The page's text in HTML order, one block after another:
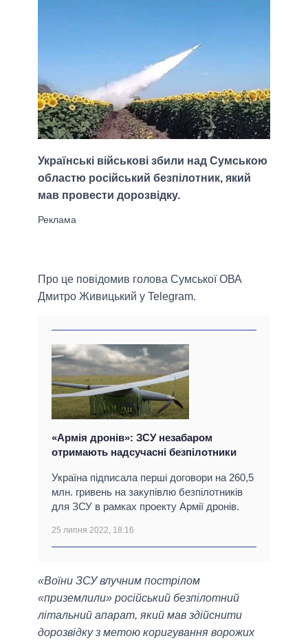
Українські військові збили над Сумською
областю російський безпілотник, який
мав провести дорозвідку.
Про це повідомив голова Сумської ОВА
Дмитро Живицький у Telegram.
«Армія дронів»: ЗСУ незабаром
отримають надсучасні безпілотники
Україна підписала перші договори на 260,5
млн. гривень на закупівлю безпілотників
для ЗСУ в рамках проекту Армії дронів.
25 липня 2022, 18:16
«Воїни ЗСУ влучним пострілом
«приземлили» російський безпілотний
літальний апарат, який мав здійснити
дорозвідку з метою коригування ворожих